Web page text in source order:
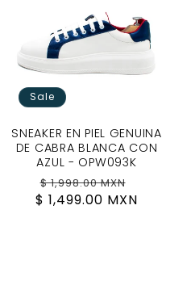
Sale
SNEAKER EN PIEL GENUINA
DE CABRA BLANCA CON
AZUL - OPW093K
Regular
price
$ 1,998.00 MXN
price
$ 1,499.00 MXN